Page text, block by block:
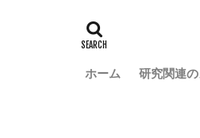
ホーム 研究関連